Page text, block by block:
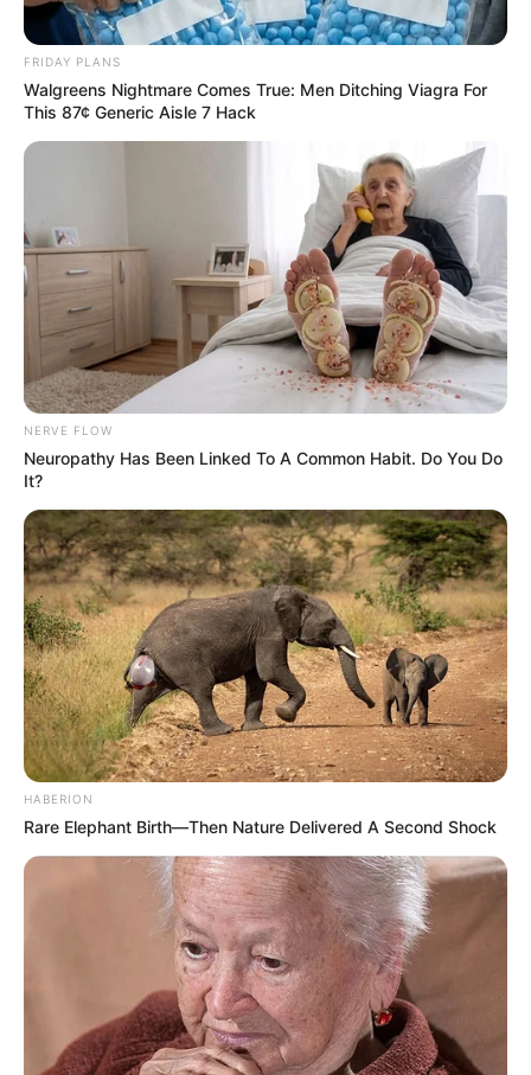
FRIDAY PLANS
Walgreens Nightmare Comes True: Men Ditching Viagra For
This 87¢ Generic Aisle 7 Hack
NERVE FLOW
Neuropathy Has Been Linked To A Common Habit. Do You Do
It?
HABERION
Rare Elephant Birth—Then Nature Delivered A Second Shock